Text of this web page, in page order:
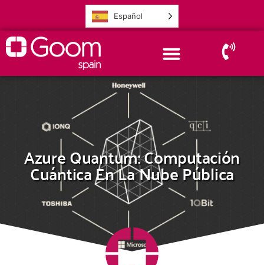
Español
Azure Quantum: Computación
Cuántica En La Nube Pública